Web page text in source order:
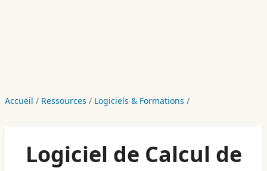
Accueil / Ressources / Logiciels & Formations /
Logiciel de Calcul de